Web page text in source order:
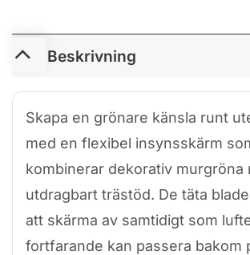
Beskrivning
Skapa en grönare känsla runt
med en flexibel insynsskärm
kombinerar dekorativ murgröna
utdragbart trästöd. De täta
att skärma av samtidigt som
fortfarande kan passera bakom